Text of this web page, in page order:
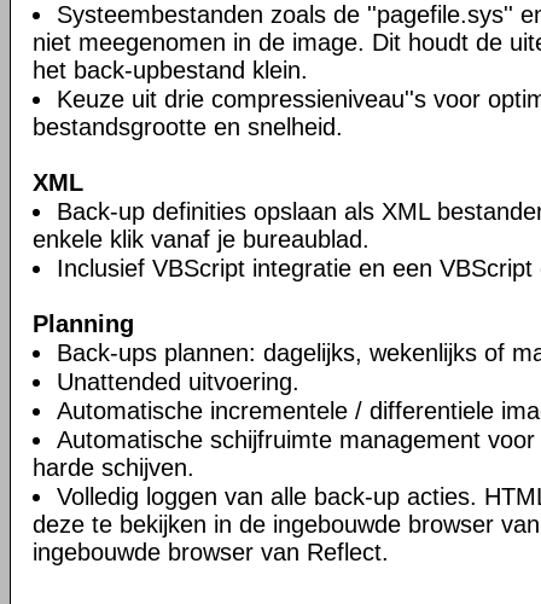
Systeembestanden zoals de ''pagefile.sys''
niet meegenomen in de image. Dit houdt de
het back-upbestand klein.
Keuze uit drie compressieniveau''s voor
bestandsgrootte en snelheid.
XML
Back-up definities opslaan als XML
enkele klik vanaf je bureaublad.
Inclusief VBScript integratie en een VBScript
Planning
Back-ups plannen: dagelijks, wekenlijks of
Unattended uitvoering.
Automatische incrementele / differentiele
Automatische schijfruimte management
harde schijven.
Volledig loggen van alle back-up acties.
deze te bekijken in de ingebouwde browser
ingebouwde browser van Reflect.